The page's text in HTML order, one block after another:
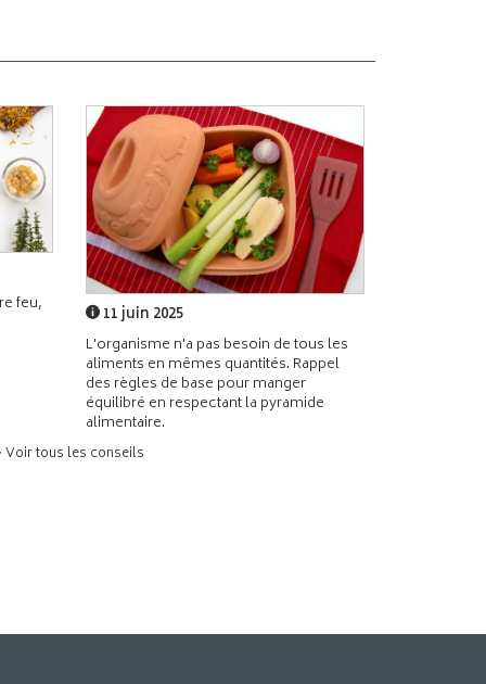
feu,
11 juin 2025
L'organisme n'a pas besoin de tous les
aliments en mêmes quantités. Rappel
des règles de base pour manger
équilibré en respectant la pyramide
alimentaire.
Voir tous les conseils